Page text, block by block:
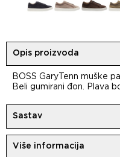
Opis proizvoda
BOSS GaryTenn muške
Beli gumirani đon. Plava
Sastav
Više informacija